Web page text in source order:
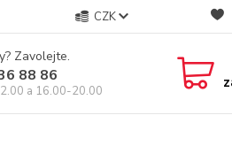
CZK
Zavolejte.
88 86
a 16.00-20.00